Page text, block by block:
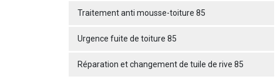
Traitement anti mousse-toiture 85
Urgence fuite de toiture 85
Réparation et changement de tuile de rive 85